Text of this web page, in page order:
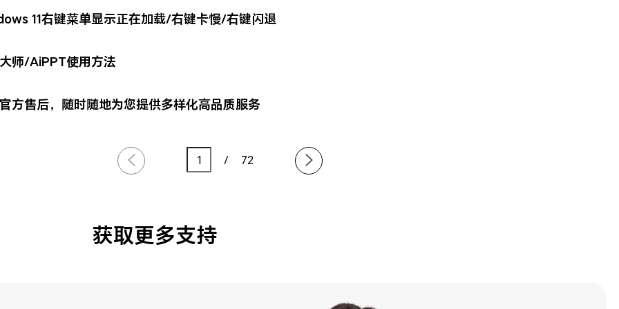
11右键菜单显示正在加载/右键卡慢/右键闪退
师/AiPPT使用方法
方售后，随时随地为您提供多样化高品质服务
/ 72
获取更多支持